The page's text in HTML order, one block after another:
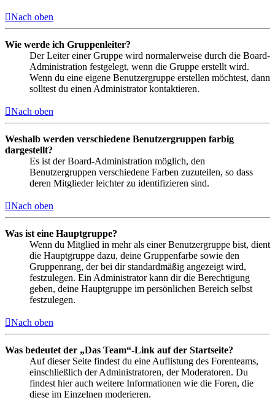
Nach oben
Wie werde ich Gruppenleiter?
Der Leiter einer Gruppe wird normalerweise durch die Board-
Administration festgelegt, wenn die Gruppe erstellt wird.
Wenn du eine eigene Benutzergruppe erstellen möchtest, dann
solltest du einen Administrator kontaktieren.
Nach oben
Weshalb werden verschiedene Benutzergruppen farbig
dargestellt?
Es ist der Board-Administration möglich, den
Benutzergruppen verschiedene Farben zuzuteilen, so dass
deren Mitglieder leichter zu identifizieren sind.
Nach oben
Was ist eine Hauptgruppe?
Wenn du Mitglied in mehr als einer Benutzergruppe bist, dient
die Hauptgruppe dazu, deine Gruppenfarbe sowie den
Gruppenrang, der bei dir standardmäßig angezeigt wird,
festzulegen. Ein Administrator kann dir die Berechtigung
geben, deine Hauptgruppe im persönlichen Bereich selbst
festzulegen.
Nach oben
Was bedeutet der „Das Team“-Link auf der Startseite?
Auf dieser Seite findest du eine Auflistung des Forenteams,
einschließlich der Administratoren, der Moderatoren. Du
findest hier auch weitere Informationen wie die Foren, die
diese im Einzelnen moderieren.